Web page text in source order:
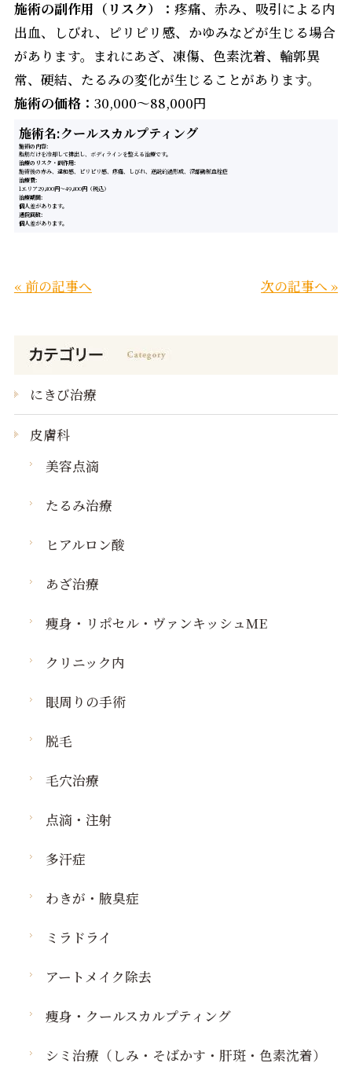
施術の副作用（リスク）： 疼痛、赤み、吸引による内
出血、しびれ、ピリピリ感、かゆみなどが生じる場合
があります。まれにあざ、凍傷、色素沈着、輪郭異
常、硬結、たるみの変化が生じることがあります。
施術の価格： 30,000～88,000円
施術名:クールスカルプティング
施術の内容
脂肪だけを冷却して排出し、ボディラインを整える治療です。
治療のリスク・副作用
施術後の赤み、違和感、ピリピリ感、疼痛、しびれ、逆説的過形成、深部動脈血栓症
治療費
1エリア29,800円〜49,800円（税込）
治療期間
個人差があります。
通院回数
個人差があります。
« 前の記事へ 次の記事へ »
にきび治療
皮膚科
美容点滴
たるみ治療
ヒアルロン酸
あざ治療
痩身・リポセル・ヴァンキッシュME
クリニック内
眼周りの手術
脱毛
毛穴治療
点滴・注射
多汗症
わきが・腋臭症
ミラドライ
アートメイク除去
痩身・クールスカルプティング
シミ治療（しみ・そばかす・肝斑・色素沈着）